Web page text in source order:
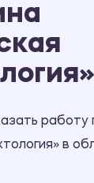
работу
в